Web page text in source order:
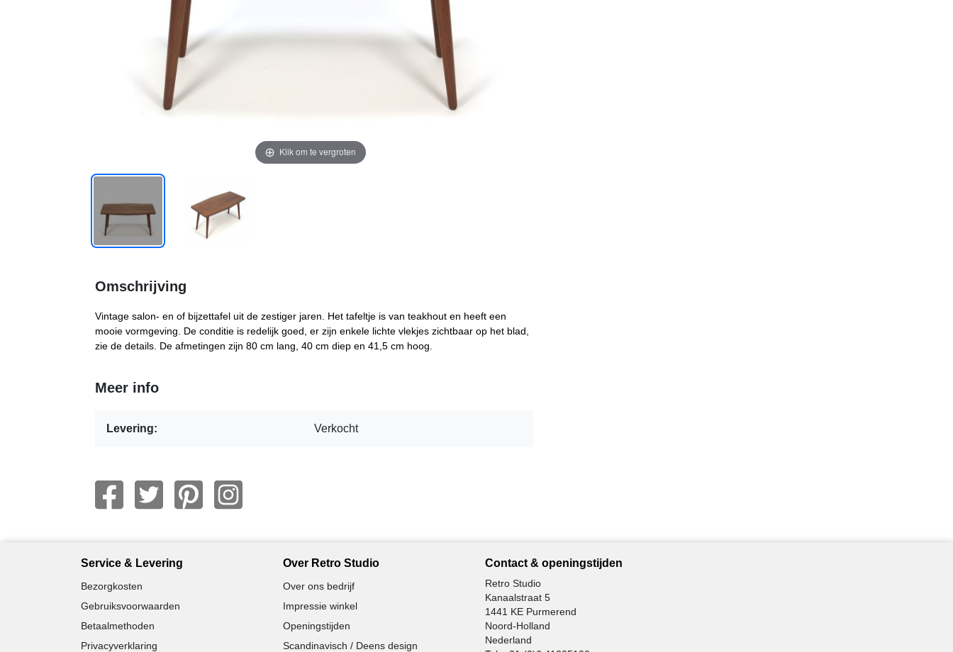
Klik om te vergroten
Omschrijving
Vintage salon- en of bijzettafel uit de zestiger jaren. Het tafeltje is van teakhout en heeft een
mooie vormgeving. De conditie is redelijk goed, er zijn enkele lichte vlekjes zichtbaar op het blad,
zie de details. De afmetingen zijn 80 cm lang, 40 cm diep en 41,5 cm hoog.
Meer info
Levering: Verkocht
Service & Levering
Bezorgkosten
Gebruiksvoorwaarden
Betaalmethoden
Privacyverklaring
Over Retro Studio
Over ons bedrijf
Impressie winkel
Openingstijden
Scandinavisch / Deens design
Contact & openingstijden
Retro Studio
Kanaalstraat 5
1441 KE Purmerend
Noord-Holland
Nederland